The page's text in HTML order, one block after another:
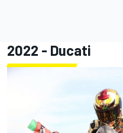
2022 - Ducati